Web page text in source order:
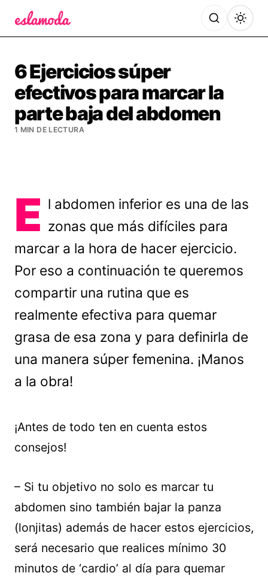
6 Ejercicios súper
efectivos para marcar la
parte baja del abdomen
1 MIN DE LECTURA
E l abdomen inferior es una de las
zonas que más difíciles para
marcar a la hora de hacer ejercicio.
Por eso a continuación te queremos
compartir una rutina que es
realmente efectiva para quemar
grasa de esa zona y para definirla de
una manera súper femenina. ¡Manos
a la obra!
¡Antes de todo ten en cuenta estos
consejos!
– Si tu objetivo no solo es marcar tu
abdomen sino también bajar la panza
(lonjitas) además de hacer estos ejercicios,
será necesario que realices mínimo 30
minutos de ‘cardio’ al día para quemar